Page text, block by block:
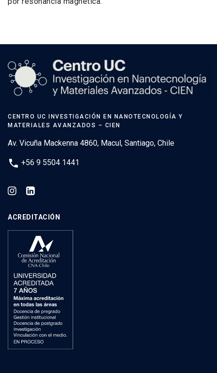
CENTRO UC INVESTIGACIÓN EN NANOTECNOLOGÍA Y
MATERIALES AVANZADOS – CIEN
Av. Vicuña Mackenna 4860, Macul, Santiago, Chile
phone +56 9 5504 1441
ACREDITACIÓN